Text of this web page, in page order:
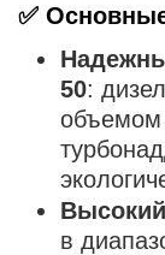
✅
50:
в